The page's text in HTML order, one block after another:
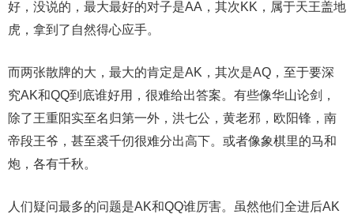
好，没说的，最大最好的对子是AA，其次KK，属于天王盖地
虎，拿到了自然得心应手。
而两张散牌的大，最大的肯定是AK，其次是AQ，至于要深
究AK和QQ到底谁好用，很难给出答案。有些像华山论剑，
除了王重阳实至名归第一外，洪七公，黄老邪，欧阳锋，南
帝段王爷，甚至裘千仞很难分出高下。或者像象棋里的马和
炮，各有千秋。
人们疑问最多的问题是AK和QQ谁厉害。虽然他们全进后AK